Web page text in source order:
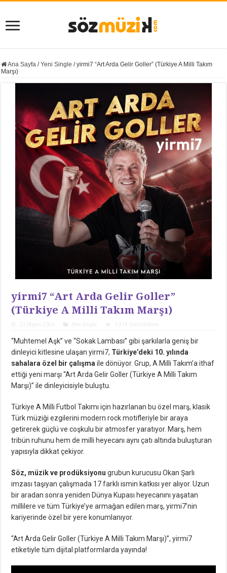
Ana Sayfa / Yeni Single / yirmi7 “Art Arda Gelir Goller” (Türkiye A Milli Takım
Marşı)
yirmi7 “Art Arda Gelir Goller”
(Türkiye A Milli Takım Marşı)
“Muhtemel Aşk” ve “Sokak Lambası” gibi şarkılarla geniş bir
dinleyici kitlesine ulaşan yirmi7, Türkiye’deki 10. yılında
sahalara özel bir çalışmaile dönüyor. Grup, A Milli Takım’a ithaf
ettiği yeni marşı “Art Arda Gelir Goller (Türkiye A Milli Takım
Marşı)” ile dinleyicisiyle buluştu.
Türkiye A Milli Futbol Takımı için hazırlanan bu özel marş, klasik
Türk müziği ezgilerini modern rock motifleriyle bir araya
getirerek güçlü ve coşkulu bir atmosfer yaratıyor. Marş, hem
tribün ruhunu hem de milli heyecanı aynı çatı altında buluşturan
yapısıyla dikkat çekiyor.
Söz, müzik ve prodüksiyonu grubun kurucusu Okan Şarlı
imzası taşıyan çalışmada 17 farklı ismin katkısı yer alıyor. Uzun
bir aradan sonra yeniden Dünya Kupası heyecanını yaşatan
millilere ve tüm Türkiye’ye armağan edilen marş, yirmi7’nin
kariyerinde özel bir yere konumlanıyor.
“Art Arda Gelir Goller (Türkiye A Milli Takım Marşı)”, yirmi7
etiketiyle tüm dijital platformlarda yayında!